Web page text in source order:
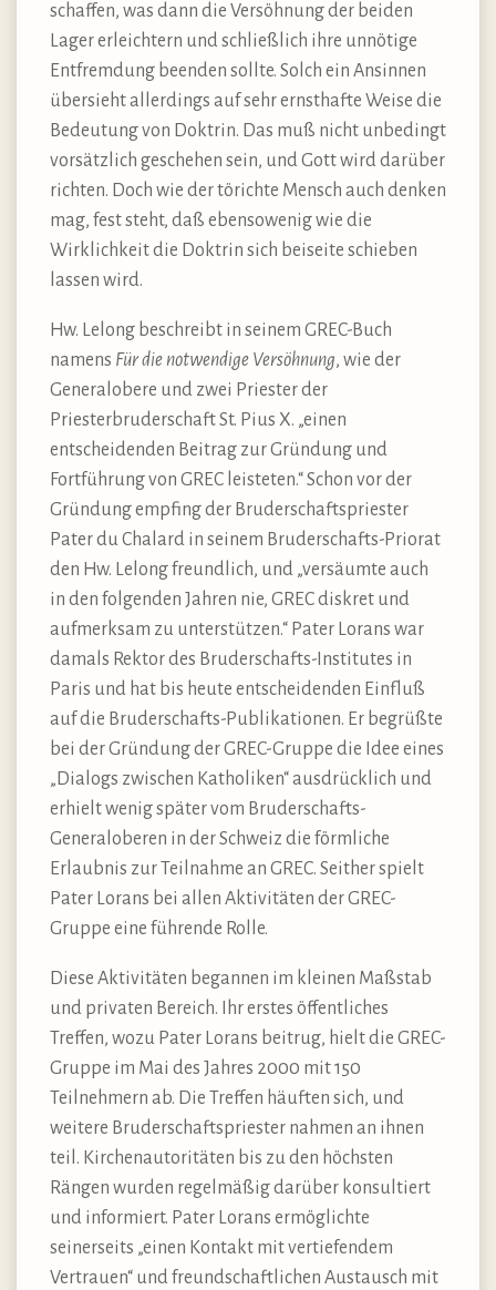
schaffen, was dann die Versöhnung der beiden
Lager erleichtern und schließlich ihre unnötige
Entfremdung beenden sollte. Solch ein Ansinnen
übersieht allerdings auf sehr ernsthafte Weise die
Bedeutung von Doktrin. Das muß nicht unbedingt
vorsätzlich geschehen sein, und Gott wird darüber
richten. Doch wie der törichte Mensch auch denken
mag, fest steht, daß ebensowenig wie die
Wirklichkeit die Doktrin sich beiseite schieben
lassen wird.
Hw. Lelong beschreibt in seinem GREC-Buch
namens Für die notwendige Versöhnung, wie der
Generalobere und zwei Priester der
Priesterbruderschaft St. Pius X. „einen
entscheidenden Beitrag zur Gründung und
Fortführung von GREC leisteten.“ Schon vor der
Gründung empfing der Bruderschaftspriester
Pater du Chalard in seinem Bruderschafts-Priorat
den Hw. Lelong freundlich, und „versäumte auch
in den folgenden Jahren nie, GREC diskret und
aufmerksam zu unterstützen.“ Pater Lorans war
damals Rektor des Bruderschafts-Institutes in
Paris und hat bis heute entscheidenden Einfluß
auf die Bruderschafts-Publikationen. Er begrüßte
bei der Gründung der GREC-Gruppe die Idee eines
„Dialogs zwischen Katholiken“ ausdrücklich und
erhielt wenig später vom Bruderschafts-
Generaloberen in der Schweiz die förmliche
Erlaubnis zur Teilnahme an GREC. Seither spielt
Pater Lorans bei allen Aktivitäten der GREC-
Gruppe eine führende Rolle.
Diese Aktivitäten begannen im kleinen Maßstab
und privaten Bereich. Ihr erstes öffentliches
Treffen, wozu Pater Lorans beitrug, hielt die GREC-
Gruppe im Mai des Jahres 2000 mit 150
Teilnehmern ab. Die Treffen häuften sich, und
weitere Bruderschaftspriester nahmen an ihnen
teil. Kirchenautoritäten bis zu den höchsten
Rängen wurden regelmäßig darüber konsultiert
und informiert. Pater Lorans ermöglichte
seinerseits „einen Kontakt mit vertiefendem
Vertrauen“ und freundschaftlichen Austausch mit